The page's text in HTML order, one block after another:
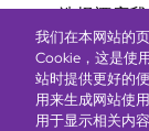
Bottom
menu
选择酒店
我们在本网站的
Cookie，这是使
站时提供更好的
用来生成网站使
用于显示相关内